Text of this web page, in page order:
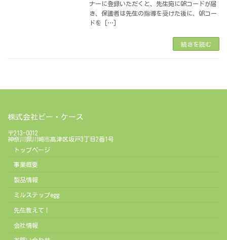
ナーに登録いただくと、先生宛にQRコードが届
き、保護者は先生の指導を受けた後に、QRコー
ドを […]
続きを読む
株式会社ビー・ケース
〒213-0012
神奈川県川崎市高津区坂戸3丁目2番1号
トップページ
事業概要
製品情報
ミルステップegg
先生教えて！
会社情報